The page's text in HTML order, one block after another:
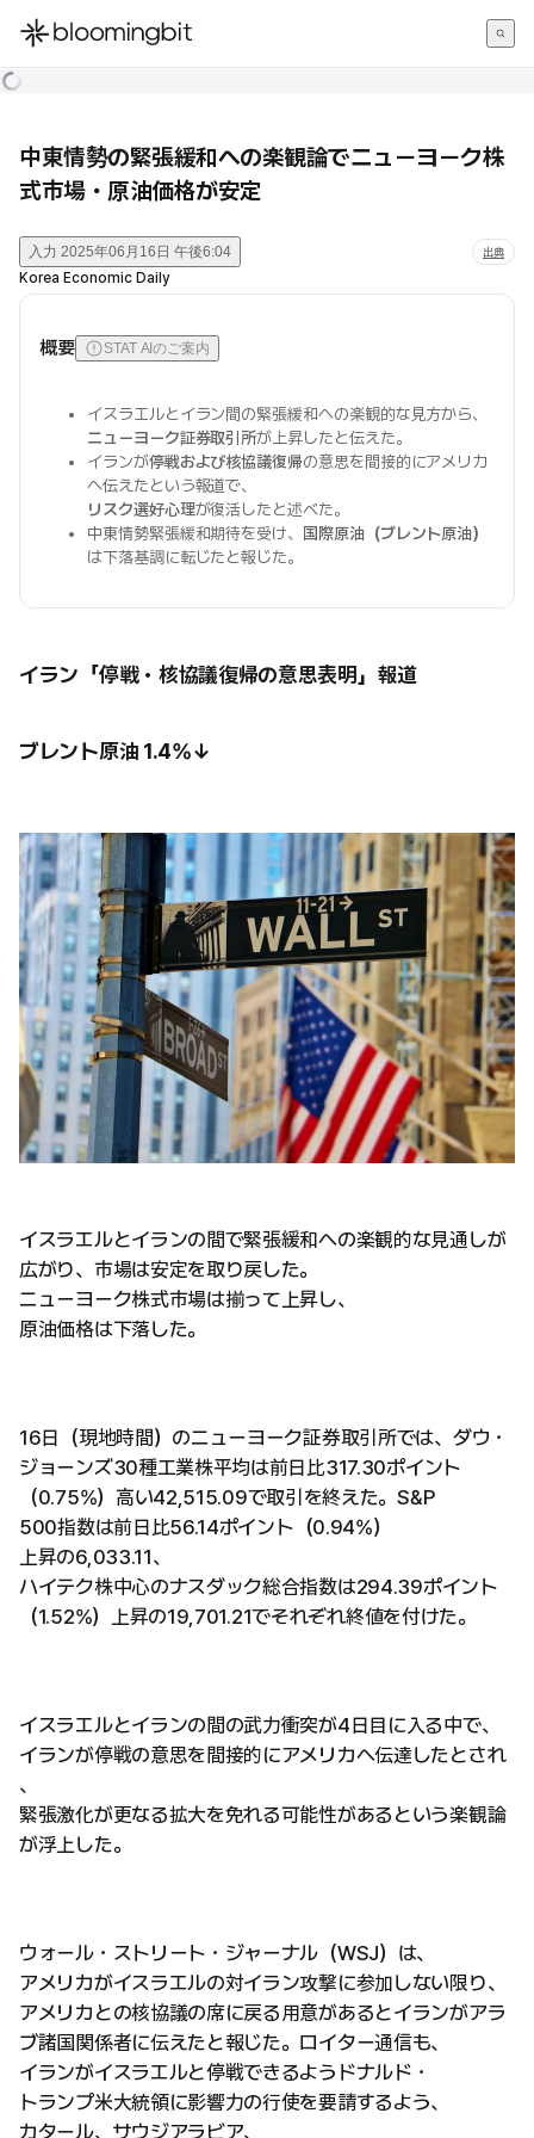
한국어
中東情勢の緊張緩和への楽観論でニューヨーク株
式市場・原油価格が安定
入力 2025年06月16日 午後6:04 出典
Korea Economic Daily
概要 STAT AIのご案内
イスラエルとイラン間の緊張緩和への楽観的な見方から、
ニューヨーク証券取引所が上昇したと伝えた。
イランが停戦および核協議復帰の意思を間接的にアメリカ
へ伝えたという報道で、
リスク選好心理が復活したと述べた。
中東情勢緊張緩和期待を受け、
国際原油（ブレント原油）
は下落基調に転じたと報じた。
イラン「停戦・核協議復帰の意思表明」報道
ブレント原油 1.4%↓
イスラエルとイランの間で緊張緩和への楽観的な見通しが
広がり、市場は安定を取り戻した。
ニューヨーク株式市場は揃って上昇し、
原油価格は下落した。
16日（現地時間）のニューヨーク証券取引所では、ダウ・
ジョーンズ30種工業株平均は前日比317.30ポイント
（0.75%）高い42,515.09で取引を終えた。S&P
500指数は前日比56.14ポイント（0.94%）
上昇の6,033.11、
ハイテク株中心のナスダック総合指数は294.39ポイント
（1.52%）上昇の19,701.21でそれぞれ終値を付けた。
イスラエルとイランの間の武力衝突が4日目に入る中で、
イランが停戦の意思を間接的にアメリカへ伝達したとされ
、
緊張激化が更なる拡大を免れる可能性があるという楽観論
が浮上した。
ウォール・ストリート・ジャーナル（WSJ）は、
アメリカがイスラエルの対イラン攻撃に参加しない限り、
アメリカとの核協議の席に戻る用意があるとイランがアラ
ブ諸国関係者に伝えたと報じた。ロイター通信も、
イランがイスラエルと停戦できるようドナルド・
トランプ米大統領に影響力の行使を要請するよう、
カタール、サウジアラビア、